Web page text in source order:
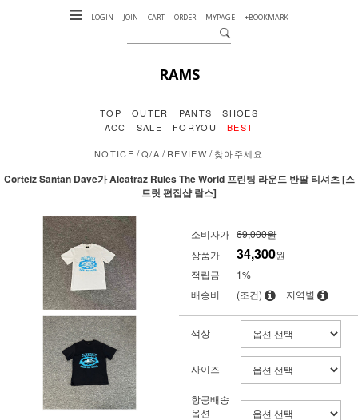
LOGIN JOIN CART ORDER MYPAGE +BOOKMARK
RAMS
TOP OUTER PANTS
SHOES
ACC
SALE FORYOU BEST
NOTICE /Q/A /REVIEW /찾아주세요
Corteiz Santan Dave가 Alcatraz Rules The World 프린팅 라운드 반팔 티셔츠 [스
트릿 편집샵 람스]
소비자가 69,000원
상품가
34,300원
적립금
1%
배송비
(조건) 지역별
색상
사이즈
항공배송
옵션